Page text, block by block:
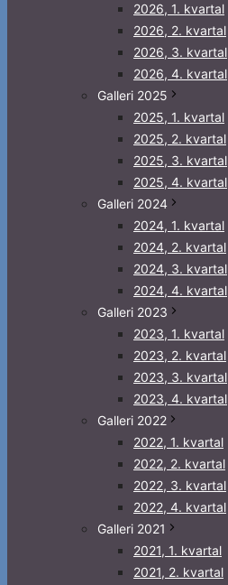
2026, 1. kvartal
2026, 2. kvartal
2026, 3. kvartal
2026, 4. kvartal
Galleri 2025
2025, 1. kvartal
2025, 2. kvartal
2025, 3. kvartal
2025, 4. kvartal
Galleri 2024
2024, 1. kvartal
2024, 2. kvartal
2024, 3. kvartal
2024, 4. kvartal
Galleri 2023
2023, 1. kvartal
2023, 2. kvartal
2023, 3. kvartal
2023, 4. kvartal
Galleri 2022
2022, 1. kvartal
2022, 2. kvartal
2022, 3. kvartal
2022, 4. kvartal
Galleri 2021
2021, 1. kvartal
2021, 2. kvartal